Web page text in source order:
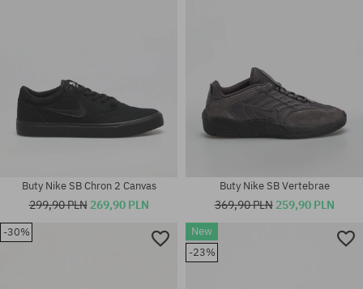
Dostępne rozmiary:
37.5; 38.5; 40; 40.5; 41; 42;
Dostępne rozmiary:
36.5; 37.5; 38; 38.5; 39; 40;
Buty Nike SB Chron 2 Canvas
299,90 PLN 269,90 PLN
Buty Nike SB Vertebrae
369,90 PLN 259,90 PLN
-30%
New
-23%